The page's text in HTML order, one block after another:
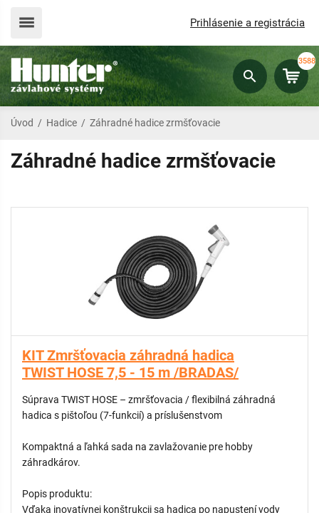
Prihlásenie a registrácia
3588
Úvod / Hadice / Záhradné hadice zrmšťovacie
Záhradné hadice zrmšťovacie
KIT Zmršťovacia záhradná hadica
TWIST HOSE 7,5 - 15 m /BRADAS/
Súprava TWIST HOSE – zmršťovacia / flexibilná záhradná
hadica s pištoľou (7-funkcií) a príslušenstvom
Kompaktná a ľahká sada na zavlažovanie pre hobby
záhradkárov.
Popis produktu:
Vďaka inovatívnej konštrukcii sa hadica po napustení vody